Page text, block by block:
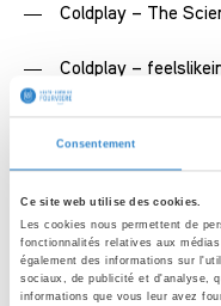
Consentement
Ce site web utilise des cookies.
Les cookies nous permettent de
fonctionnalités relatives aux
également des informations sur
sociaux, de publicité et d'analyse,
informations que vous leur avez
Coldplay – The
Coldplay –
Imagine Dragons –
Imagine Dragons –
Imagine Dragons –
Coldplay – Sky Full